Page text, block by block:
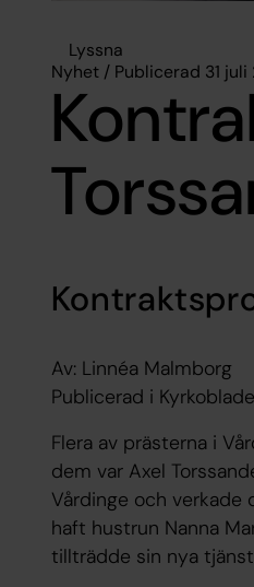
Lyssna
Nyhet / Publicerad 31
Av: Linnéa Malmborg
Publicerad i
Flera av prästerna i
dem var Axel
Vårdinge och verkade
haft hustrun Nanna
tillträdde sin nya